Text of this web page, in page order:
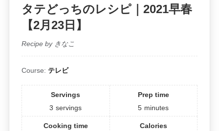
タテどっちのレシピ｜2021早春
【2月23日】
Recipe by きなこ
Course: テレビ
Servings
3 servings
Prep time
5 minutes
Cooking time
Calories